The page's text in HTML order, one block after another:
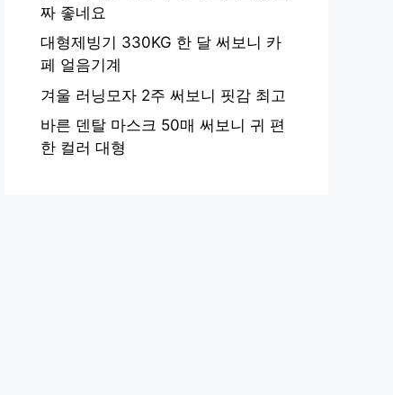
짜 좋네요
대형제빙기 330KG 한 달 써보니 카
페 얼음기계
겨울 러닝모자 2주 써보니 핏감 최고
바른 덴탈 마스크 50매 써보니 귀 편
한 컬러 대형